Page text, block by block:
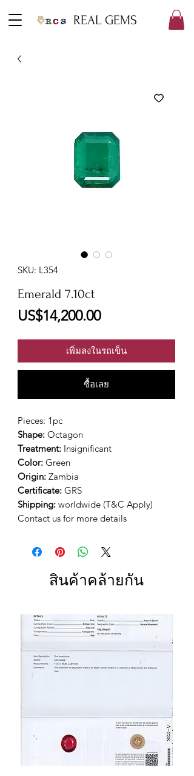
REAL GEMS
SKU: L354
Emerald 7.10ct
US$14,200.00ราคา
เพิ่มลงในรถเข็น
ซื้อเลย
Pieces: 1pc
Shape: Octagon
Treatment: Insignificant
Color: Green
Origin: Zambia
Certificate: GRS
Shipping: worldwide (T&C Apply)
Contact us for more details
สินค้าคล้ายกัน